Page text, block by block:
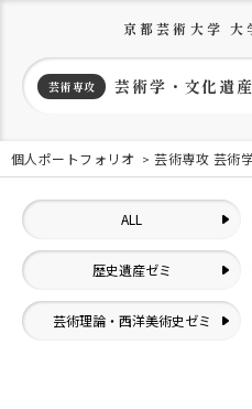
京都芸術大学 大
芸術専攻 芸術学・文化遺
個人ポートフォリオ 芸術専攻 芸術
ALL
歴史遺産ゼミ
芸術理論・西洋美術史ゼミ